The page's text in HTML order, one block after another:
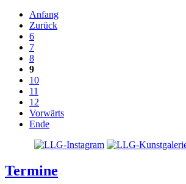
Anfang
Zurück
6
7
8
9
10
11
12
Vorwärts
Ende
Termine